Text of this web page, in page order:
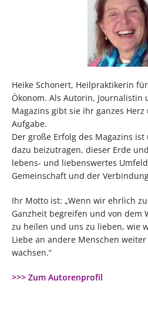
Heike Schonert, Heilpraktikerin
Ökonom. Als Autorin, Journalistin
Magazins gibt sie ihr ganzes
Aufgabe.
Der große Erfolg des Magazins
dazu beizutragen, dieser Erde
lebens- und liebenswertes
Gemeinschaft und der
Ihr Motto ist: „Wenn wir ehrlich
Ganzheit begreifen und von dem
zu heilen und uns zu lieben, wie
Liebe an andere Menschen
wachsen.“
>>> Zum Autorenprofil